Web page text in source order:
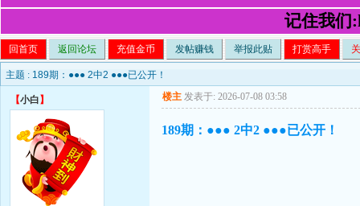
记住我们
回首页 返回论坛 充值金币 发帖赚钱 举报此贴 打赏高手
主题 : 189期：●●● 2中2 ●●●已公开！
【小白 】 楼主 发表于: 2026-07-08 03:58
189期：●●● 2中2 ●●●已公开！